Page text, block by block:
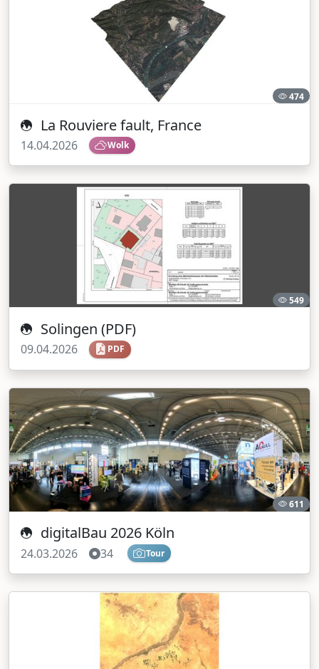
474
La Rouviere fault, France
14.04.2026 Wolk
549
Solingen (PDF)
09.04.2026 PDF
611
digitalBau 2026 Köln
24.03.2026 34 Tour